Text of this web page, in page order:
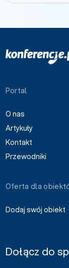
Portal
O nas
Artykuły
Kontakt
Przewodniki
Oferta dla
Dodaj swój obiekt
Dołącz do